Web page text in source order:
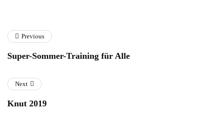
Previous
Super-Sommer-Training für Alle
Next
Knut 2019